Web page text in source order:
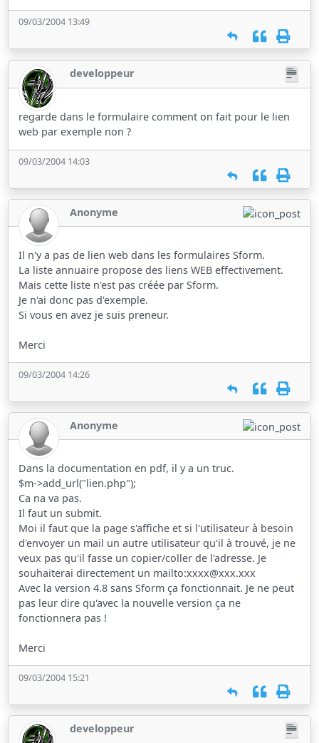
09/03/2004 13:49
developpeur
regarde dans le formulaire comment on fait pour le lien
web par exemple non ?
09/03/2004 14:03
Anonyme
Il n'y a pas de lien web dans les formulaires Sform.
La liste annuaire propose des liens WEB effectivement.
Mais cette liste n'est pas créée par Sform.
Je n'ai donc pas d'exemple.
Si vous en avez je suis preneur.
Merci
09/03/2004 14:26
Anonyme
Dans la documentation en pdf, il y a un truc.
$m->add_url("lien.php");
Ca na va pas.
Il faut un submit.
Moi il faut que la page s'affiche et si l'utilisateur à besoin
d'envoyer un mail un autre utilisateur qu'il à trouvé, je ne
veux pas qu'il fasse un copier/coller de l'adresse. Je
souhaiterai directement un mailto:xxxx@xxx.xxx
Avec la version 4.8 sans Sform ça fonctionnait. Je ne peut
pas leur dire qu'avec la nouvelle version ça ne
fonctionnera pas !
Merci
09/03/2004 15:21
developpeur